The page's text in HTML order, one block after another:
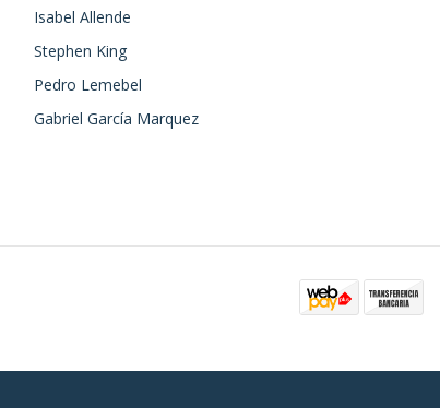
Isabel Allende
Stephen King
Pedro Lemebel
Gabriel García Marquez